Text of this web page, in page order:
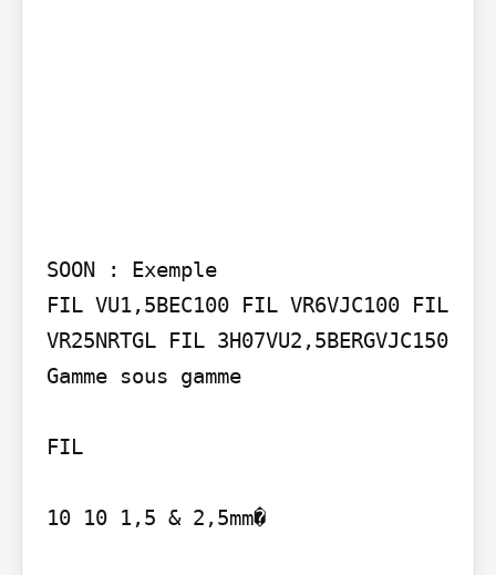
SOON : Exemple
FIL VU1,5BEC100 FIL VR6VJC100 FIL
VR25NRTGL FIL 3H07VU2,5BERGVJC150
Gamme sous gamme
FIL
10 10 1,5 & 2,5mm�